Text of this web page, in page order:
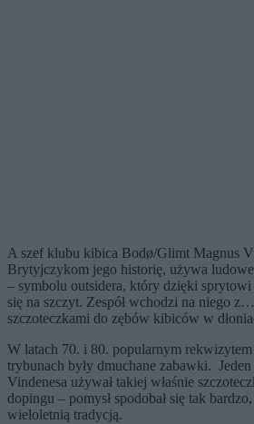
A szef klubu kibica Bodø/Glimt Magnus
Brytyjczykom jego historię, używa
– symbolu outsidera, który dzięki
się na szczyt. Zespół wchodzi na niego
szczoteczkami do zębów kibiców w
W latach 70. i 80. popularnym
trybunach były dmuchane zabawki.
Vindenesa używał takiej właśnie
dopingu – pomysł spodobał się tak
wieloletnią tradycją.